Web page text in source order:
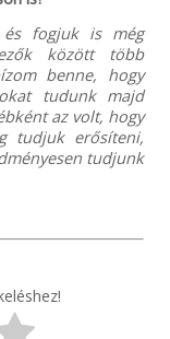
és fogjuk is még
között több
benne, hogy
tudunk majd
az volt, hogy
tudjuk erősíteni,
tudjunk